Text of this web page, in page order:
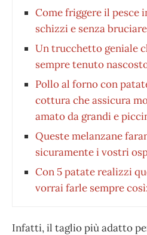
Come friggere il pesce
schizzi e senza
Un trucchetto geniale
sempre tenuto
Pollo al forno con
cottura che assicura
amato da grandi e
Queste melanzane
sicuramente i vostri
Con 5 patate realizzi
vorrai farle sempre
Infatti, il taglio più adatto